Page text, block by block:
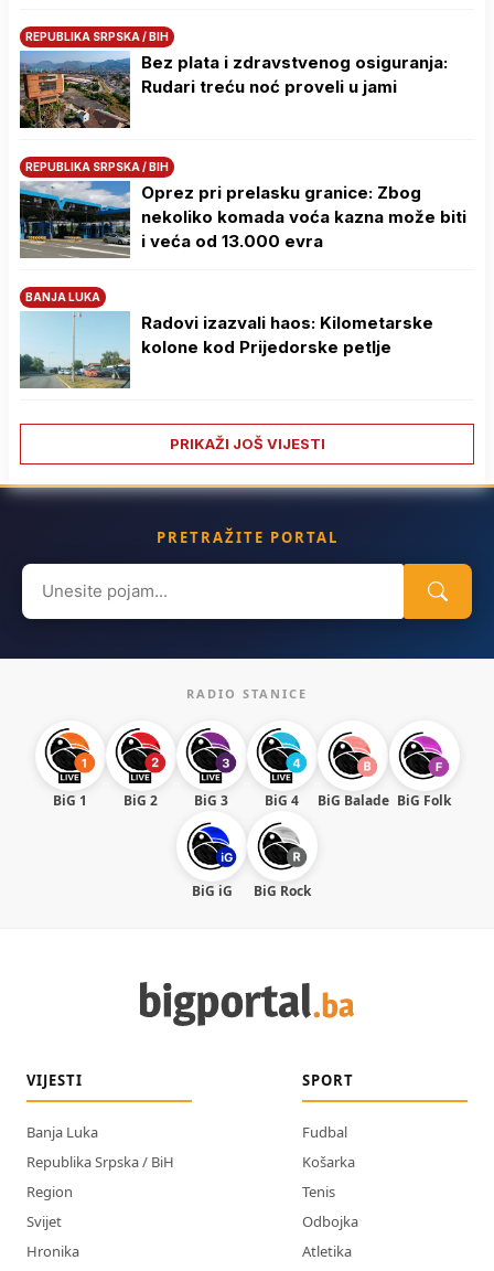
REPUBLIKA SRPSKA / BIH
Bez plata i zdravstvenog osiguranja:
Rudari treću noć proveli u jami
REPUBLIKA SRPSKA / BIH
Oprez pri prelasku granice: Zbog
nekoliko komada voća kazna može biti
i veća od 13.000 evra
BANJA LUKA
Radovi izazvali haos: Kilometarske
kolone kod Prijedorske petlje
PRIKAŽI JOŠ VIJESTI
PRETRAŽITE PORTAL
Search
for:
RADIO STANICE
BiG 1 BiG 2 BiG 3 BiG 4 BiG Balade BiG Folk
BiG iG BiG Rock
VIJESTI
Banja Luka
Republika Srpska / BiH
Region
Svijet
Hronika
SPORT
Fudbal
Košarka
Tenis
Odbojka
Atletika